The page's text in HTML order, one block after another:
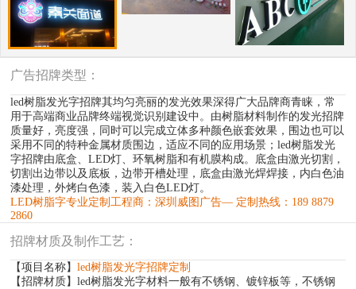
广告招牌类型：
led树脂发光字招牌其均匀亮丽的发光效果深得广大品牌商青睐，常
用于高端商业品牌终端视觉识别建设中。由树脂材料制作的发光招牌
质量好，亮度强，同时可以完成立体多种颜色嵌套效果，围边也可以
采用不同的特种金属材质围边，适应不同的应用场景；led树脂发光
字招牌由底盒、LED灯、环氧树脂和有机膜构成。底盒由激光切割，
切割出边带以及底板，边带开槽处理，底盒由激光焊焊接，内白色油
漆处理，外烤白色漆，装入白色LED灯。
LED树脂字专业定制工程商：深圳威图广告— 定制热线：189 8879
2860
招牌材质及制作工艺：
【项目名称】led树脂发光字招牌定制
【招牌材质】led树脂发光字材料一般有不锈钢、镀锌板等，不锈钢